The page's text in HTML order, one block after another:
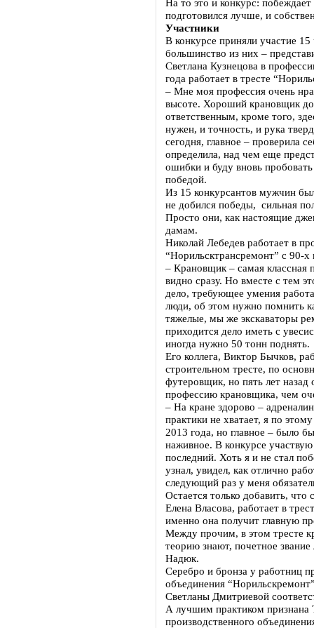
На то это и конкурс:
подготовился лучше, и
Участники
В конкурсе приняли участие
большинство из них –
Светлана Кузнецова в
года работает в тресте
– Мне моя профессия очень
высоте. Хороший крановщик
ответственным, кроме того,
нужен, и точность, и рука
сегодня, главное – проверила
определила, над чем еще
ошибки и буду вновь
победой.
Из 15 конкурсантов мужчин
не добился победы, сильная
Просто они, как настоящие
дамам.
Николай Лебедев работает в
“Норильсктрансремонт” с 90-х
– Крановщик – самая классная
видно сразу. Но вместе с тем
дело, требующее умения
люди, об этом нужно помнить
тяжелые, мы же экскаваторы
приходится дело иметь с
иногда нужно 50 тонн поднять.
Его коллега, Виктор Бычков,
строительном тресте, по
футеровщик, но пять лет назад
профессию крановщика, чем
– На кране здорово –
практики не хватает, я по
2013 года, но главное – было
наживное. В конкурсе
последний. Хоть я и не стал
узнал, увидел, как отлично
следующий раз у меня
Остается только добавить,
Елена Власова, работает в
именно она получит главную
Между прочим, в этом тресте
теорию знают, почетное
Надюк.
Серебро и бронза у работниц
объединения
Светланы Дмитриевой
А лучшим практиком признана
производственного